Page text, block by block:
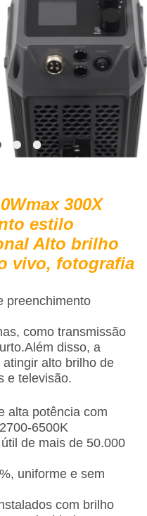
300X
estilo
Alto brilho
vivo, fotografia
preenchimento
como transmissão
disso, a
alto brilho de
e televisão.
alta potência com
6500K
de mais de 50.000
uniforme e sem
com brilho